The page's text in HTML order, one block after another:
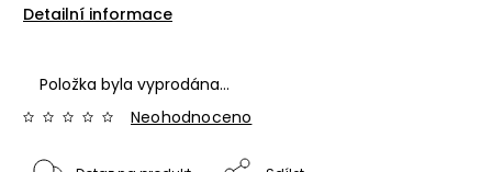
Detailní informace
Položka byla vyprodána…
Neohodnoceno